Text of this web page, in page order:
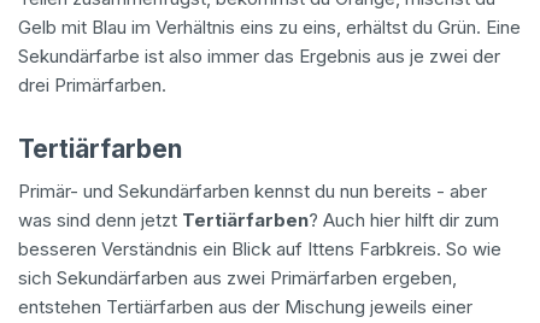
Gelb mit Blau im Verhältnis eins zu eins, erhältst du Grün. Eine
Sekundärfarbe ist also immer das Ergebnis aus je zwei der
drei Primärfarben.
Tertiärfarben
Primär- und Sekundärfarben kennst du nun bereits - aber
was sind denn jetzt Tertiärfarben? Auch hier hilft dir zum
besseren Verständnis ein Blick auf Ittens Farbkreis. So wie
sich Sekundärfarben aus zwei Primärfarben ergeben,
entstehen Tertiärfarben aus der Mischung jeweils einer